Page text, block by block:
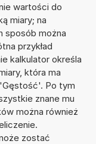
wartości do
miary; na
sposób można
przykład
kalkulator określa
która ma
Po tym
znane mu
można również
zostać